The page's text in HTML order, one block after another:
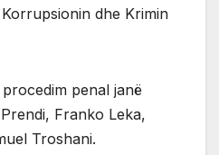
dhe Krimin
penal janë
Franko Leka,
Troshani.